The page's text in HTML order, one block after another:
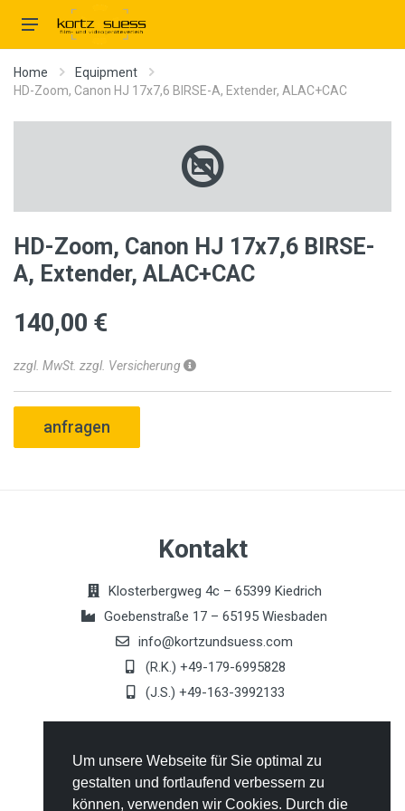
Um unsere Webseite für Sie optimal zu
gestalten und fortlaufend verbessern zu
können, verwenden wir Cookies. Durch die
Home
Equipment
HD-Zoom, Canon HJ 17x7,6 BIRSE-A, Extender, ALAC+CAC
HD-Zoom, Canon HJ 17x7,6 BIRSE-
A, Extender, ALAC+CAC
140,00 €
zzgl. MwSt. zzgl. Versicherung
anfragen
Kontakt
Klosterbergweg 4c – 65399 Kiedrich
Goebenstraße 17 – 65195 Wiesbaden
info@kortzundsuess.com
(R.K.) +49-179-6995828
(J.S.) +49-163-3992133
Allgemeines
Kontakt